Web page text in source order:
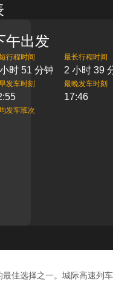
午出发
行程时间
时 51 分钟
最长行程时间
2 小时 39
发车时刻 最晚发车时刻
17:46
发车班次
佳选择之一。城际高速列车